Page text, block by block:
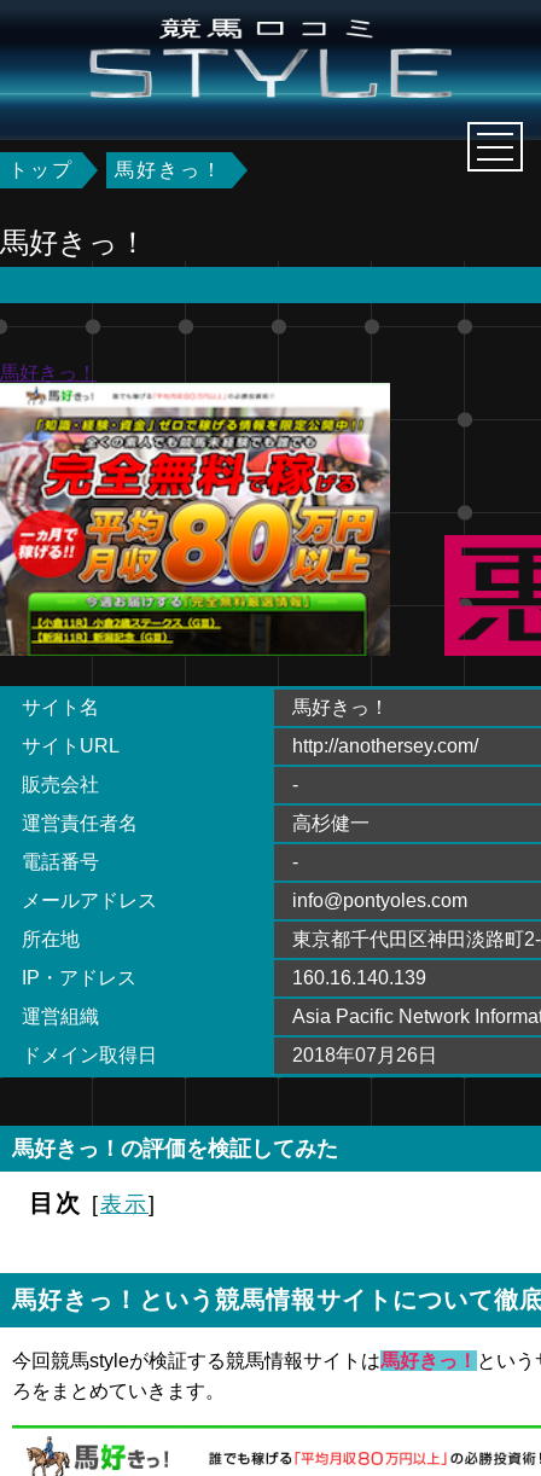
トップ 馬好きっ！
馬好きっ！
馬好きっ！
サイト名
馬好きっ！
サイトURL
http://anothersey.com/
販売会社
-
運営責任者名
高杉健一
電話番号
-
メールアドレス
info@pontyoles.com
所在地
東京都千代田区神田淡路町
IP・アドレス
160.16.140.139
運営組織
Asia Pacific Network
ドメイン取得日
2018年07月26日
馬好きっ！の評価を検証してみた
目次 [表示]
馬好きっ！という競馬情報サイトについて徹
今回競馬styleが検証する競馬情報サイトは馬好きっ！ とい
ろをまとめていきます。